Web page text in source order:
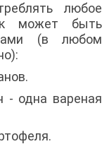
любое
может быть
(в любом
- одна вареная